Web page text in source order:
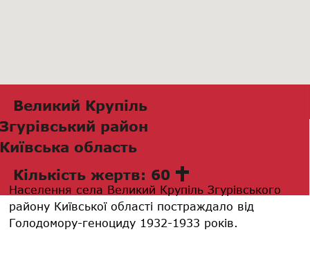
Великий Крупіль
Згурівський район
Київська область
Кількість жертв: 60
Населення села Великий Крупіль Згурівського
району Київської області постраждало від
Голодомору-геноциду 1932-1933 років.